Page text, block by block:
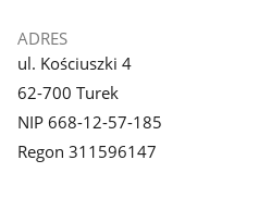
ADRES
ul. Kościuszki 4
62-700 Turek
NIP 668-12-57-185
Regon 311596147